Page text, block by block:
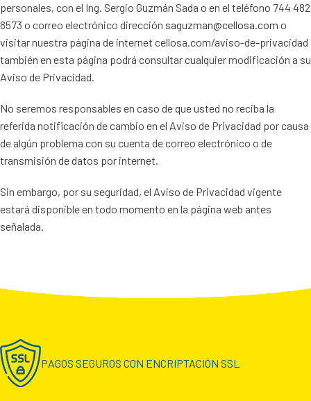
personales, con el Ing. Sergio Guzmán Sada o en el teléfono 744 482
8573 o correo electrónico dirección saguzman@cellosa.com o
visitar nuestra página de internet cellosa.com/aviso-de-privacidad
también en esta página podrá consultar cualquier modificación a su
Aviso de Privacidad.
No seremos responsables en caso de que usted no reciba la
referida notificación de cambio en el Aviso de Privacidad por causa
de algún problema con su cuenta de correo electrónico o de
transmisión de datos por internet.
Sin embargo, por su seguridad, el Aviso de Privacidad vigente
estará disponible en todo momento en la página web antes
señalada.
PAGOS SEGUROS CON ENCRIPTACIÓN SSL